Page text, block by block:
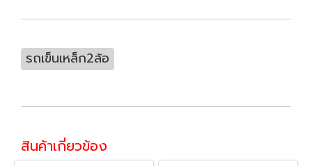
รถเข็นเหล็ก2ล้อ
สินค้าเกี่ยวข้อง